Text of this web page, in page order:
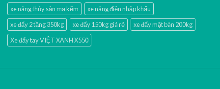
xe nâng thủy sản mạ kẽm
xe nâng điện nhập khấu
xe đẩy 2 tầng 350kg
xe đẩy 150kg giá rẻ
xe đẩy mặt bàn 200kg
Xe đẩy tay VIỆT XANH X550